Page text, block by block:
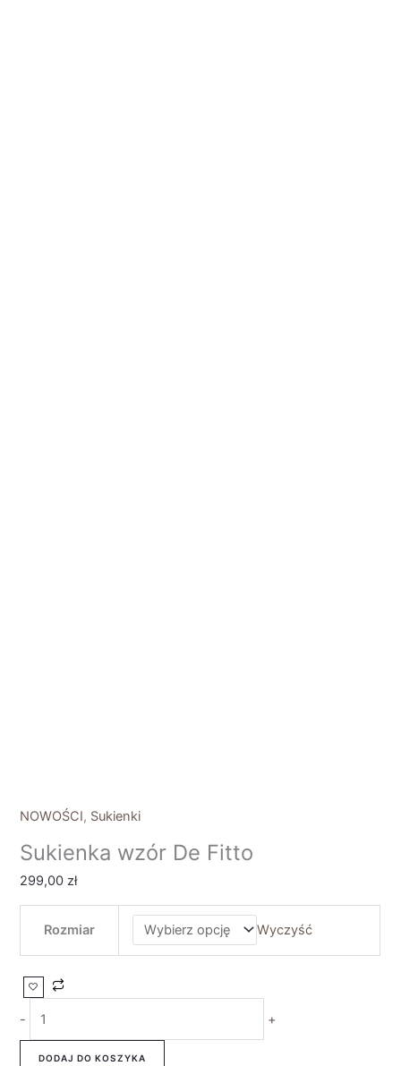
NOWOŚCI, Sukienki
Sukienka wzór De Fitto
299,00zł
Rozmiar Wyczyść
- +
DODAJ DO KOSZYKA